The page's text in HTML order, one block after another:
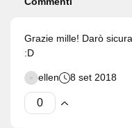
Grazie mille! Darò
:D
ellen 8 set 2018